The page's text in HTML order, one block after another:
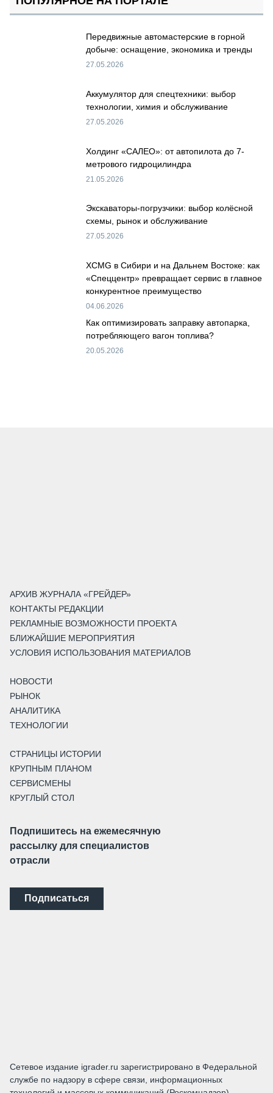
Передвижные автомастерские в горной
добыче: оснащение, экономика и тренды
27.05.2026
Аккумулятор для спецтехники: выбор
технологии, химия и обслуживание
27.05.2026
Холдинг «САЛЕО»: от автопилота до 7-
метрового гидроцилиндра
21.05.2026
Экскаваторы-погрузчики: выбор колёсной
схемы, рынок и обслуживание
27.05.2026
XCMG в Сибири и на Дальнем Востоке: как
«Спеццентр» превращает сервис в главное
конкурентное преимущество
04.06.2026
Как оптимизировать заправку автопарка,
потребляющего вагон топлива?
20.05.2026
АРХИВ ЖУРНАЛА «ГРЕЙДЕР»
КОНТАКТЫ РЕДАКЦИИ
РЕКЛАМНЫЕ ВОЗМОЖНОСТИ ПРОЕКТА
БЛИЖАЙШИЕ МЕРОПРИЯТИЯ
УСЛОВИЯ ИСПОЛЬЗОВАНИЯ МАТЕРИАЛОВ
НОВОСТИ
РЫНОК
АНАЛИТИКА
ТЕХНОЛОГИИ
СТРАНИЦЫ ИСТОРИИ
КРУПНЫМ ПЛАНОМ
СЕРВИСМЕНЫ
КРУГЛЫЙ СТОЛ
Подпишитесь на ежемесячную
рассылку для специалистов
отрасли
Подписаться
Сетевое издание igrader.ru зарегистрировано в Федеральной
службе по надзору в сфере связи, информационных